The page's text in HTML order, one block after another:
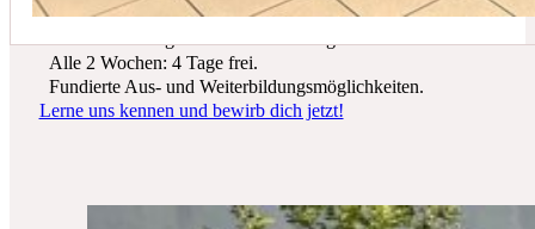
Ein sicherer Arbeitsplatz in einer krisenfesten Branche.
Alle 2 Wochen: 4 Tage frei.
Fundierte Aus- und Weiterbildungsmöglichkeiten.
Lerne uns kennen und bewirb dich jetzt!